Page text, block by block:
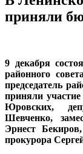
приняли
9 декабря
районного
председатель
приняли
Юровских,
Шевченко,
Эрнест
прокурора